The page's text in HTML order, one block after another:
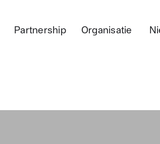
Partnership Organisatie